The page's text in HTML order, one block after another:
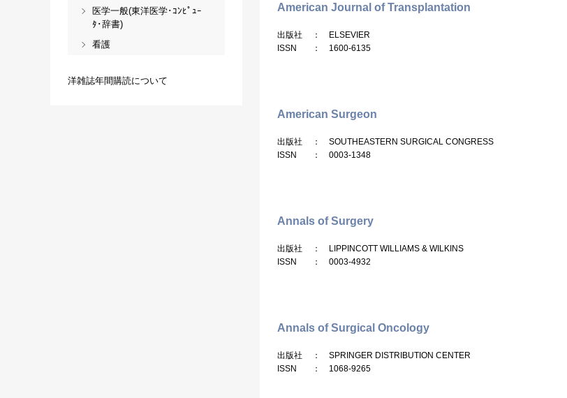
American Journal of Transplantation
出版社
： ELSEVIER
ISSN
： 1600-6135
American Surgeon
出版社
： SOUTHEASTERN SURGICAL CONGRESS
ISSN
： 0003-1348
Annals of Surgery
出版社
： LIPPINCOTT WILLIAMS & WILKINS
ISSN
： 0003-4932
Annals of Surgical Oncology
出版社
： SPRINGER DISTRIBUTION CENTER
ISSN
： 1068-9265
医学一般(東洋医学･ｺﾝﾋﾟｭｰ
ﾀ･辞書)
看護
洋雑誌年間購読について